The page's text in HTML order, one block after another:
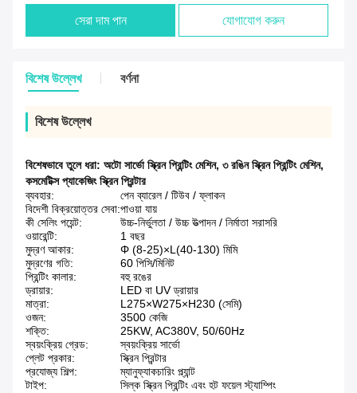
সেরা দাম পান যোগাযোগ করুন
বিশেষ উল্লেখ বর্ণনা
বিশেষ উল্লেখ
বিশেষভাবে তুলে ধরা: অটো সার্ভো স্ক্রিন প্রিন্টিং মেশিন, ৩ রঙিন স্ক্রিন প্রিন্টিং মেশিন,
কসমেটিক্স প্যাকেজিং স্ক্রিন প্রিন্টার
ব্যবহার:
পেন ব্যারেল / টিউব / ফ্লাকন
বিদেশী বিক্রয়োত্তর সেবা:পাওয়া যায়
কী সেলিং পয়েন্ট:
উচ্চ-নির্ভুলতা / উচ্চ উত্পাদন / নির্মাতা সরাসরি
ওয়ারেন্টি:
1 বছর
মুদ্রণ আকার:
Φ (8-25)×L(40-130) মিমি
মুদ্রণের গতি:
60 পিসি/মিনিট
প্রিন্টিং কালার:
বহু রঙের
ড্রায়ার:
LED বা UV ড্রায়ার
মাত্রা:
L275×W275×H230 (সেমি)
ওজন:
3500 কেজি
শক্তি:
25KW, AC380V, 50/60Hz
স্বয়ংক্রিয় গ্রেড:
স্বয়ংক্রিয় সার্ভো
প্লেট প্রকার:
স্ক্রিন প্রিন্টার
প্রযোজ্য শিল্প:
ম্যানুফ্যাকচারিং প্ল্যান্ট
টাইপ:
সিল্ক স্ক্রিন প্রিন্টিং এবং হট ফয়েল স্ট্যাম্পিং